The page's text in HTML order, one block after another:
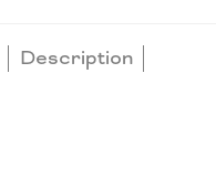
Description